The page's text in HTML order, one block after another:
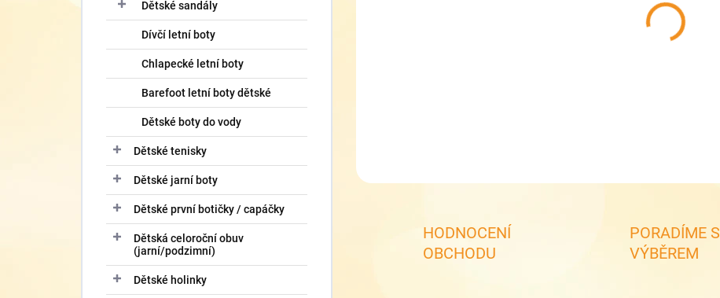
Dětské sandály
Dívčí letní boty
Chlapecké letní boty
Barefoot letní boty dětské
Dětské boty do vody
Dětské tenisky
Dětské jarní boty
Dětské první botičky / capáčky
Dětská celoroční obuv
(jarní/podzimní)
Dětské holinky
HODNOCENÍ
OBCHODU
PORADÍME S
VÝBĚREM